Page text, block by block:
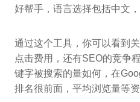
好帮手，语言选择包括中文
通过这个工具，你可以看到
点击费用，还有SEO的竞争
键字被搜索的量如何，在
排名很前面，平均浏览量等资